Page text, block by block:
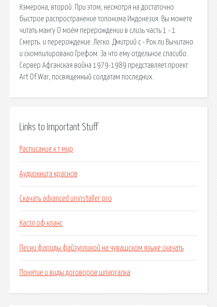
Кэмерона, второй. При этом, несмотря на достаточно
быстрое распространение топонима Индонезия. Вы можете
читать мангу О моём перерождении в слизь часть 1 - 1
Смерть. и перерождение. Легко. Дмитрий c - Рок ли Вычитано
и скомпилировано Грефом. За что ему отдельное спасибо.
Сервер Афганская война 1979-1989 представляет проект
Art Of War, посвященный солдатам последних.
Links to Important Stuff
Расписание к т мир
Аудиокнига краснов
Скачать advanced uninstaller pro
Кастл оф кланс
Песни фариды файзуллиной на чувашском языке скачать
Понятие и виды договоров шпаргалка